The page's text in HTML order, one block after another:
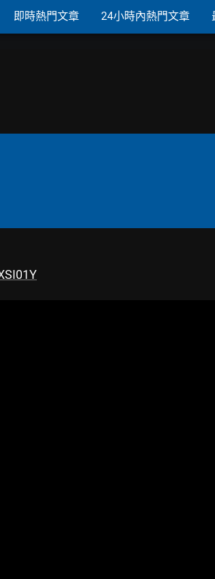
即時熱門文章 24小時內熱門文章